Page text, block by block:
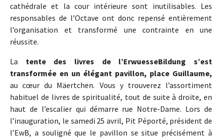
cathédrale et la cour intérieure sont inutilisables. Les
responsables de l’Octave ont donc repensé entièrement
l’organisation et transformé une contrainte en une
réussite.
La tente des livres de l’ErwuesseBildung s’est
transformée en un élégant pavillon, place Guillaume,
au cœur du Mäertchen. Vous y trouverez l’assortiment
habituel de livres de spiritualité, tout de suite à droite, en
haut de l’escalier qui démarre rue Notre-Dame. Lors de
l’inauguration, le samedi 25 avril, Pit Péporté, président de
l’EwB, a souligné que le pavillon se situe précisément à